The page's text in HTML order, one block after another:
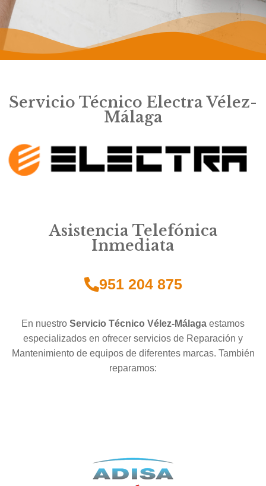
Servicio Técnico Electra Vélez-
Málaga
Asistencia Telefónica
Inmediata
951 204 875
En nuestro Servicio Técnico Vélez-Málaga estamos
especializados en ofrecer servicios de Reparación y
Mantenimiento de equipos de diferentes marcas. También
reparamos: